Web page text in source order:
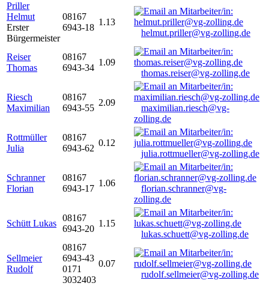
Priller
Helmut
Erster
Bürgermeister
08167
6943-18
1.13
helmut.priller@vg-zolling.de
Reiser
Thomas
08167
6943-34
1.09
thomas.reiser@vg-zolling.de
Riesch
Maximilian
08167
6943-55
2.09
maximilian.riesch@vg-
zolling.de
Rottmüller
Julia
08167
6943-62
0.12
julia.rottmueller@vg-zolling.de
Schranner
Florian
08167
6943-17
1.06
florian.schranner@vg-
zolling.de
Schütt Lukas
08167
6943-20
1.15
lukas.schuett@vg-zolling.de
Sellmeier
Rudolf
08167
6943-43
0171
3032403
0.07
rudolf.sellmeier@vg-zolling.de